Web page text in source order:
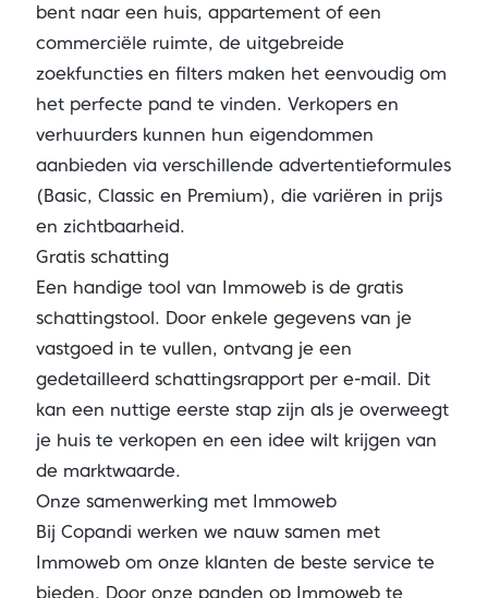
bent naar een huis, appartement of een
commerciële ruimte, de uitgebreide
zoekfuncties en filters maken het eenvoudig om
het perfecte pand te vinden. Verkopers en
verhuurders kunnen hun eigendommen
aanbieden via verschillende advertentieformules
(Basic, Classic en Premium), die variëren in prijs
en zichtbaarheid.
Gratis schatting
Een handige tool van Immoweb is de gratis
schattingstool. Door enkele gegevens van je
vastgoed in te vullen, ontvang je een
gedetailleerd schattingsrapport per e-mail. Dit
kan een nuttige eerste stap zijn als je overweegt
je huis te verkopen en een idee wilt krijgen van
de marktwaarde.
Onze samenwerking met Immoweb
Bij Copandi werken we nauw samen met
Immoweb om onze klanten de beste service te
bieden. Door onze panden op Immoweb te